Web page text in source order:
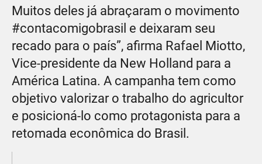
Muitos deles já abraçaram o movimento
#contacomigobrasil e deixaram seu
recado para o país”, afirma Rafael Miotto,
Vice-presidente da New Holland para a
América Latina. A campanha tem como
objetivo valorizar o trabalho do agricultor
e posicioná-lo como protagonista para a
retomada econômica do Brasil.